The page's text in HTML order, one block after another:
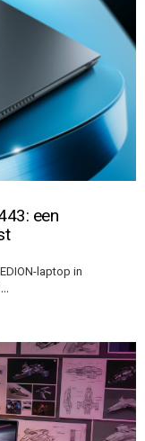
een
laptop in